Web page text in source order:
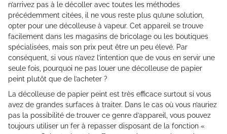
n’arrivez pas à le décoller avec toutes les méthodes
précédemment citées, il ne vous reste plus qu’une solution,
opter pour une décolleuse à vapeur. Cet appareil se trouve
facilement dans les magasins de bricolage ou les boutiques
spécialisées, mais son prix peut être un peu élevé. Par
conséquent, si vous n’avez l’intention que de vous en servir une
seule fois, pourquoi ne pas louer une décolleuse de papier
peint plutôt que de l’acheter ?
La décolleuse de papier peint est très efficace surtout si vous
avez de grandes surfaces à traiter. Dans le cas où vous n’auriez
pas la possibilité de trouver ce genre d’appareil, vous pouvez
toujours utiliser un fer à repasser disposant de la fonction «